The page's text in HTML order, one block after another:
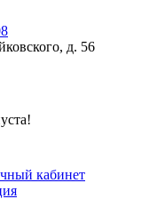
д. 56
кабинет